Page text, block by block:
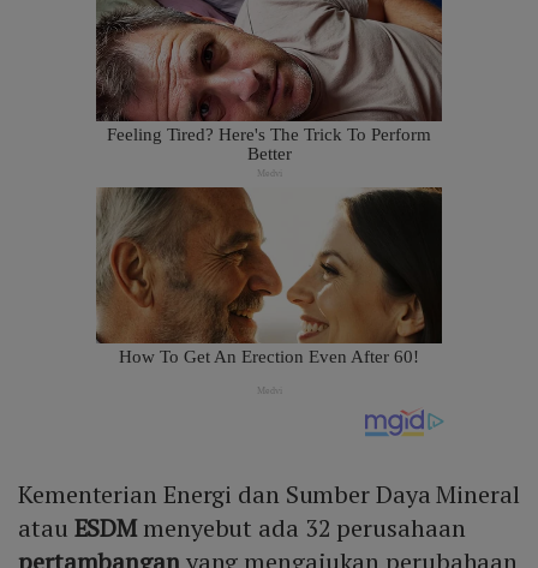
Kementerian Energi dan Sumber Daya Mineral
atau ESDMmenyebut ada 32 perusahaan
pertambanganyang mengajukan perubahaan